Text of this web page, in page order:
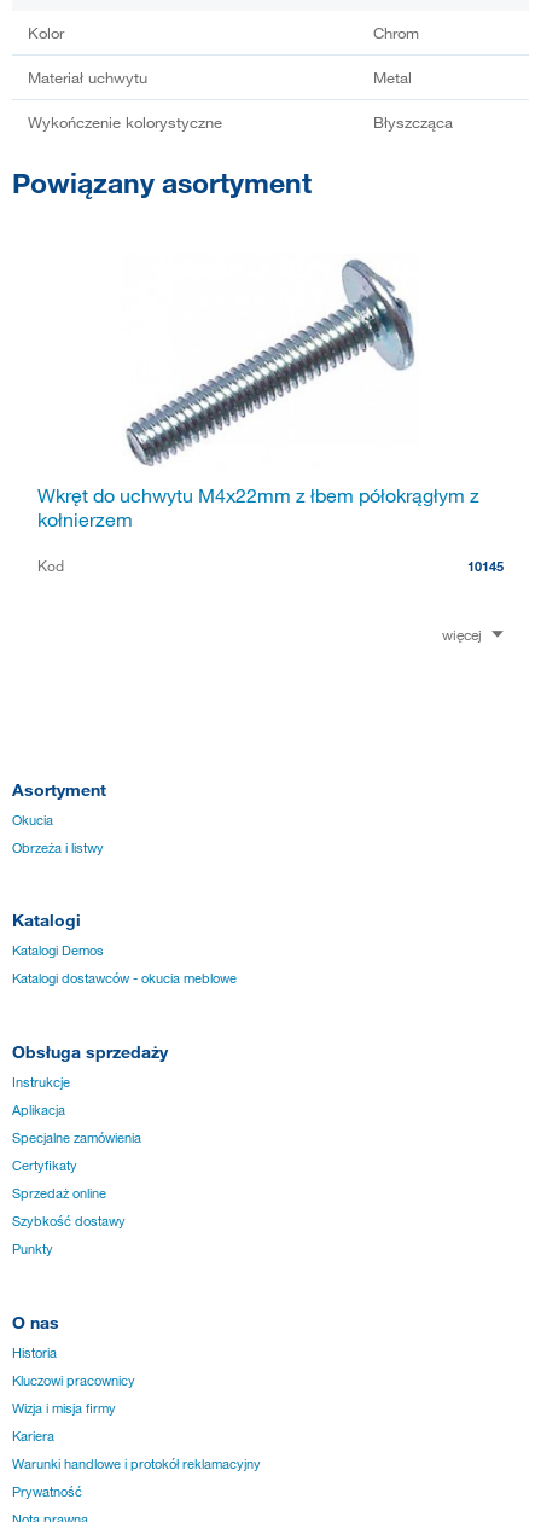
Kolor Chrom
Materiał uchwytu Metal
Wykończenie kolorystyczne Błyszcząca
Powiązany asortyment
Wkręt do uchwytu M4x22mm z łbem półokrągłym z
kołnierzem
Kod 10145
więcej
Asortyment
Okucia
Obrzeża i listwy
Katalogi
Katalogi Demos
Katalogi dostawców - okucia meblowe
Obsługa sprzedaży
Instrukcje
Aplikacja
Specjalne zamówienia
Certyfikaty
Sprzedaż online
Szybkość dostawy
Punkty
O nas
Historia
Kluczowi pracownicy
Wizja i misja firmy
Kariera
Warunki handlowe i protokół reklamacyjny
Prywatność